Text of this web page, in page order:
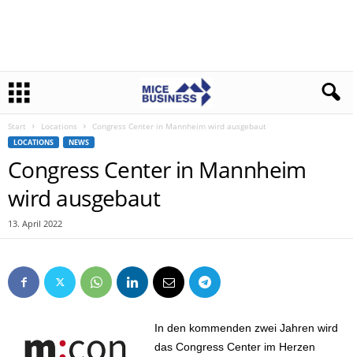
Start Locations Congress Center in Mannheim wird ausgebaut
LOCATIONS NEWS
Congress Center in Mannheim
wird ausgebaut
13. April 2022
In den kommenden zwei Jahren wird
das Congress Center im Herzen